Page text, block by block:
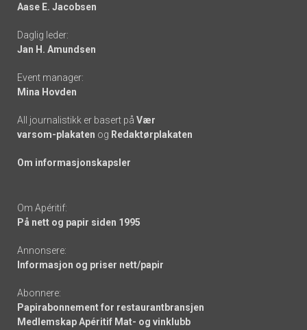
-
links
Aase E. Jacobsen
Daglig leder:
Jan H. Amundsen
Event manager:
Mina Hovden
All journalistikk er basert på Vær
varsom-plakaten og Redaktørplakaten
Om informasjonskapsler
Om Apéritif:
På nett og papir siden 1995
Annonsere:
Informasjon og priser nett/papir
Abonnere:
Papirabonnement for restaurantbransjen
Medlemskap Apéritif Mat- og vinklubb